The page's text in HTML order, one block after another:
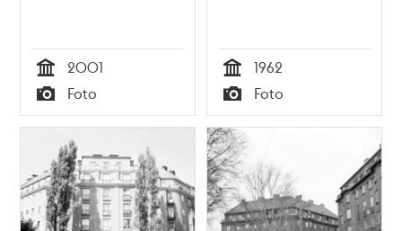
Tid
2001
Typ
Foto Tid
1962
Typ
Foto